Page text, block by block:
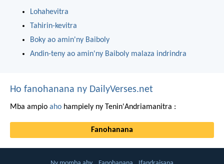
Lohahevitra
Tahirin-kevitra
Boky ao amin'ny Baiboly
Andin-teny ao amin'ny Baiboly malaza indrindra
Ho fanohanana ny DailyVerses.net
Mba ampio aho hampiely ny Tenin'Andriamanitra :
Fanohanana